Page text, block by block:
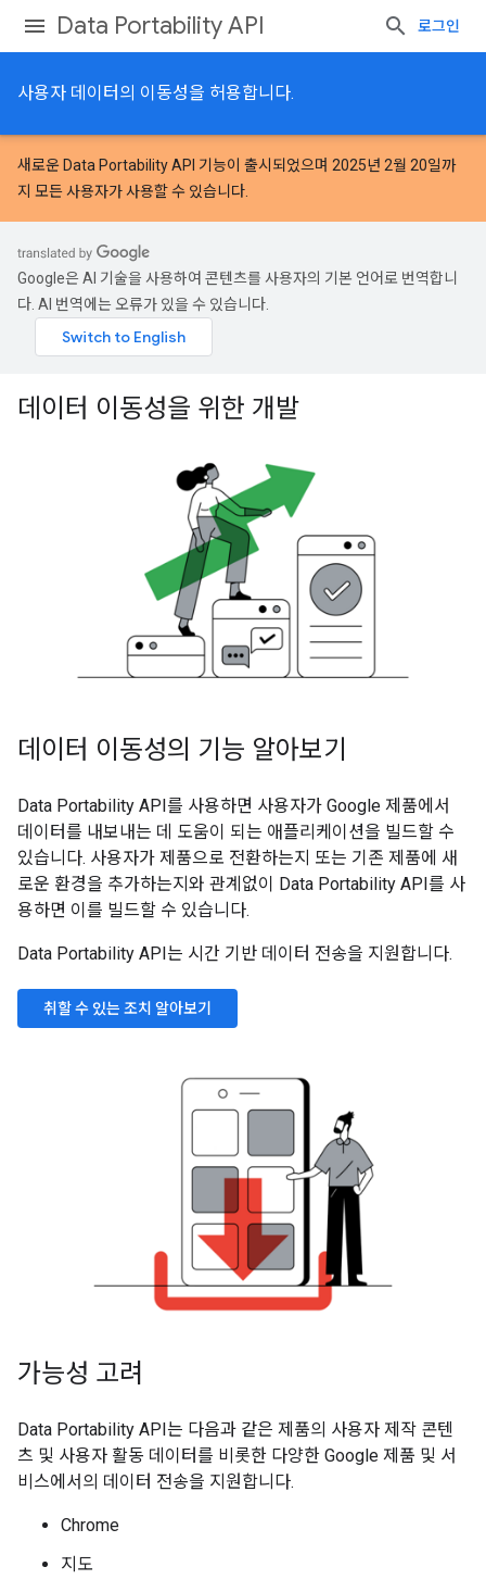
Data Portability API 로그인
사용자 데이터의 이동성을 허용합니다.
새로운 Data Portability API 기능이 출시되었으며 2025년 2월 20일까
지 모든 사용자가 사용할 수 있습니다.
Google은 AI 기술을 사용하여 콘텐츠를 사용자의 기본 언어로 번역합니
다. AI 번역에는 오류가 있을 수 있습니다.
데이터 이동성을 위한 개발
데이터 이동성의 기능 알아보기
Data Portability API를 사용하면 사용자가 Google 제품에서
데이터를 내보내는 데 도움이 되는 애플리케이션을 빌드할 수
있습니다. 사용자가 제품으로 전환하는지 또는 기존 제품에 새
로운 환경을 추가하는지와 관계없이 Data Portability API를 사
용하면 이를 빌드할 수 있습니다.
Data Portability API는 시간 기반 데이터 전송을 지원합니다.
취할 수 있는 조치 알아보기
가능성 고려
Data Portability API는 다음과 같은 제품의 사용자 제작 콘텐
츠 및 사용자 활동 데이터를 비롯한 다양한 Google 제품 및 서
비스에서의 데이터 전송을 지원합니다.
Chrome
지도